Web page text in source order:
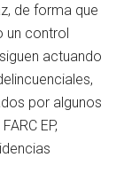
de forma que
un control
actuando
por algunos
EP,